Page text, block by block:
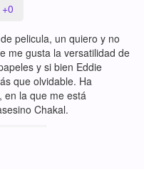
+0
pelicula, un quiero y no
me gusta la versatilidad de
y si bien Eddie
que olvidable. Ha
en la que me está
Chakal.